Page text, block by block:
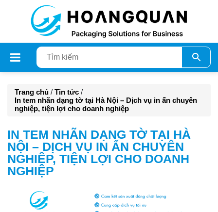
Trang chủ / Tin tức /
In tem nhãn dạng tờ tại Hà Nội – Dịch vụ in ấn chuyên
nghiệp, tiện lợi cho doanh nghiệp
IN TEM NHÃN DẠNG TỜ TẠI HÀ
NỘI – DỊCH VỤ IN ẤN CHUYÊN
NGHIỆP, TIỆN LỢI CHO DOANH
NGHIỆP